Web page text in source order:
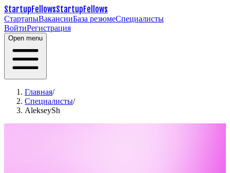
StartupFellowsStartupFellows
СтартапыВакансииБаза резюмеСпециалисты
ВойтиРегистрация
Open menu
Главная/
Специалисты/
AlekseySh